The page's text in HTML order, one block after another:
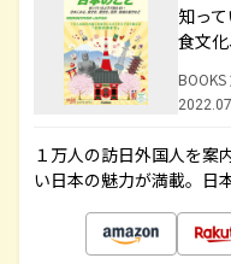
知っ
食文
１万人の訪日外国人を案
い日本の魅力が満載。日